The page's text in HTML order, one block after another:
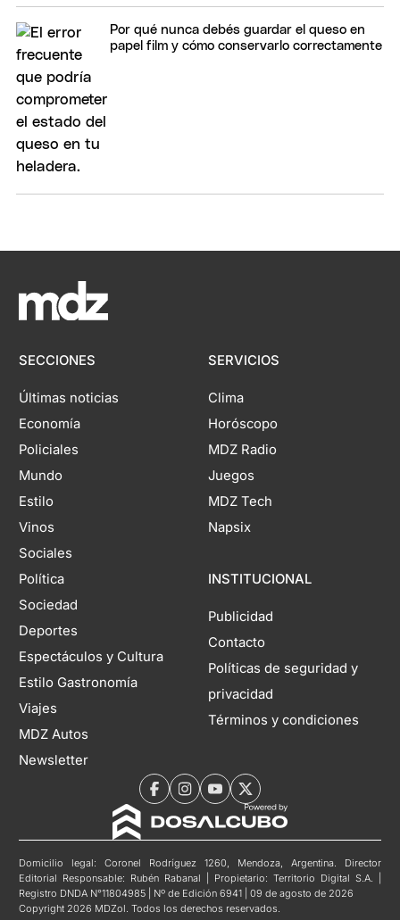
Por qué nunca debés guardar el queso en
papel film y cómo conservarlo correctamente
SECCIONES
Últimas noticias
Economía
Policiales
Mundo
Estilo
Vinos
Sociales
Política
Sociedad
Deportes
Espectáculos y Cultura
Estilo Gastronomía
Viajes
MDZ Autos
Newsletter
SERVICIOS
Clima
Horóscopo
MDZ Radio
Juegos
MDZ Tech
Napsix
INSTITUCIONAL
Publicidad
Contacto
Políticas de seguridad y
privacidad
Términos y condiciones
Domicilio legal: Coronel Rodríguez 1260, Mendoza, Argentina. Director
Editorial Responsable: Rubén Rabanal | Propietario: Territorio Digital S.A. |
Registro DNDA N°11804985 | Nº de Edición 6941 | 09 de agosto de 2026
Copyright 2026 MDZol. Todos los derechos reservados.